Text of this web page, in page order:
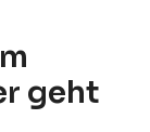
geht